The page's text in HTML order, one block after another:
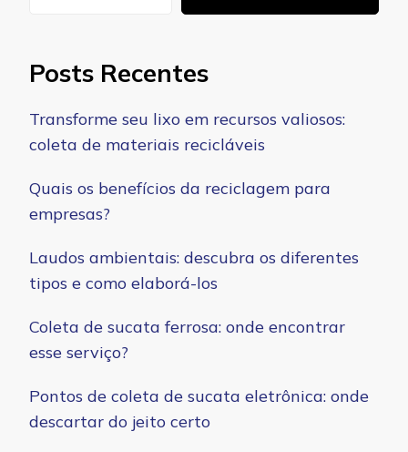
Posts Recentes
Transforme seu lixo em recursos valiosos:
coleta de materiais recicláveis
Quais os benefícios da reciclagem para
empresas?
Laudos ambientais: descubra os diferentes
tipos e como elaborá-los
Coleta de sucata ferrosa: onde encontrar
esse serviço?
Pontos de coleta de sucata eletrônica: onde
descartar do jeito certo